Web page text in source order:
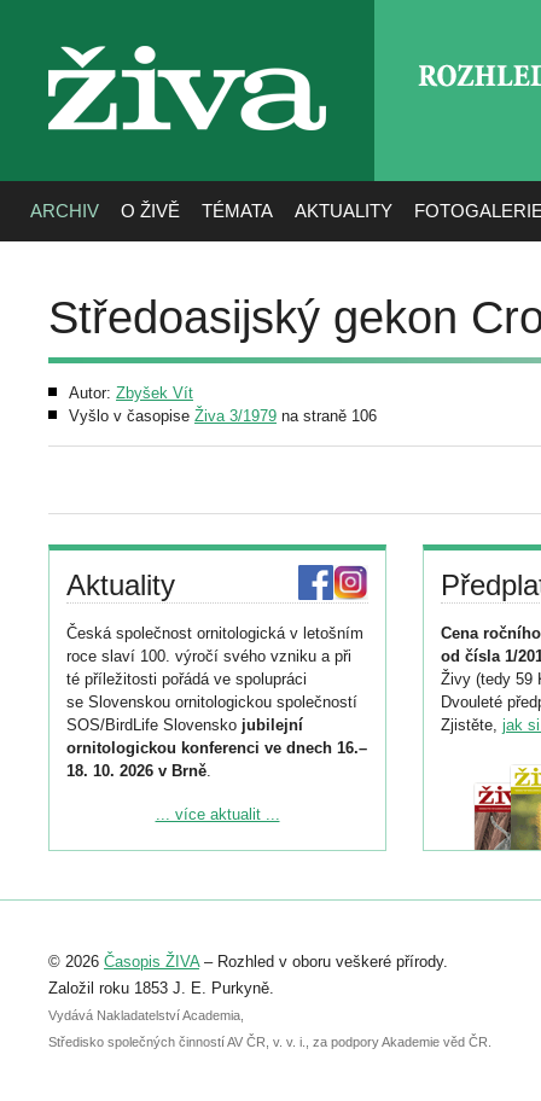
živa
ARCHIV O ŽIVĚ TÉMATA AKTUALITY
Středoasijský gekon
Autor: Zbyšek Vít
Vyšlo v časopise Živa 3/1979 na straně 106
Aktuality
Česká společnost ornitologická v letošním
roce slaví 100. výročí svého vzniku a při
té příležitosti pořádá ve spolupráci
se Slovenskou ornitologickou společností
SOS/BirdLife Slovensko jubilejní
ornitologickou konferenci ve dnech 16.–
18. 10. 2026 v Brně.
Podrobnější informace ke konferenci
Registrovat se můžete do 6. září.
abstraktu přihlášené přednášky nebo
posteru je už 30. června.
... více aktualit ...
Cena
od čísla 1/
Živy (tedy 59
Dvouleté
Zjistěte, jak
© 2026 Časopis ŽIVA– Rozhled v oboru veškeré přírody.
Založil roku 1853 J. E. Purkyně.
Vydává Nakladatelství Academia,
Středisko společných činností AV ČR, v. v. i., za podpory Akademie věd ČR.